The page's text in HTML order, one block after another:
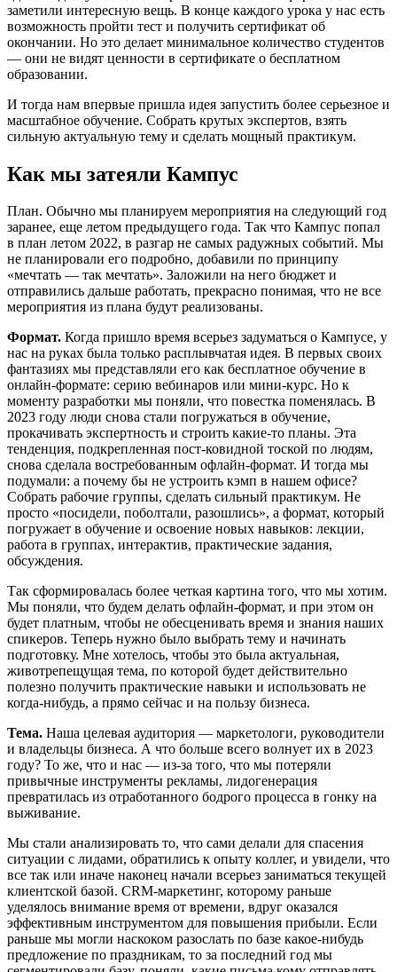
заметили интересную вещь. В конце каждого урока у нас есть
возможность пройти тест и получить сертификат об
окончании. Но это делает минимальное количество студентов
— они не видят ценности в сертификате о бесплатном
образовании.
И тогда нам впервые пришла идея запустить более серьезное и
масштабное обучение. Собрать крутых экспертов, взять
сильную актуальную тему и сделать мощный практикум.
Как мы затеяли Кампус
План. Обычно мы планируем мероприятия на следующий год
заранее, еще летом предыдущего года. Так что Кампус попал
в план летом 2022, в разгар не самых радужных событий. Мы
не планировали его подробно, добавили по принципу
«мечтать — так мечтать». Заложили на него бюджет и
отправились дальше работать, прекрасно понимая, что не все
мероприятия из плана будут реализованы.
Формат. Когда пришло время всерьез задуматься о Кампусе, у
нас на руках была только расплывчатая идея. В первых своих
фантазиях мы представляли его как бесплатное обучение в
онлайн-формате: серию вебинаров или мини-курс. Но к
моменту разработки мы поняли, что повестка поменялась. В
2023 году люди снова стали погружаться в обучение,
прокачивать экспертность и строить какие-то планы. Эта
тенденция, подкрепленная пост-ковидной тоской по людям,
снова сделала востребованным офлайн-формат. И тогда мы
подумали: а почему бы не устроить кэмп в нашем офисе?
Собрать рабочие группы, сделать сильный практикум. Не
просто «посидели, поболтали, разошлись», а формат, который
погружает в обучение и освоение новых навыков: лекции,
работа в группах, интерактив, практические задания,
обсуждения.
Так сформировалась более четкая картина того, что мы хотим.
Мы поняли, что будем делать офлайн-формат, и при этом он
будет платным, чтобы не обесценивать время и знания наших
спикеров. Теперь нужно было выбрать тему и начинать
подготовку. Мне хотелось, чтобы это была актуальная,
животрепещущая тема, по которой будет действительно
полезно получить практические навыки и использовать не
когда-нибудь, а прямо сейчас и на пользу бизнеса.
Тема. Наша целевая аудитория — маркетологи, руководители
и владельцы бизнеса. А что больше всего волнует их в 2023
году? То же, что и нас — из-за того, что мы потеряли
привычные инструменты рекламы, лидогенерация
превратилась из отработанного бодрого процесса в гонку на
выживание.
Мы стали анализировать то, что сами делали для спасения
ситуации с лидами, обратились к опыту коллег, и увидели, что
все так или иначе наконец начали всерьез заниматься текущей
клиентской базой. CRM-маркетинг, которому раньше
уделялось внимание время от времени, вдруг оказался
эффективным инструментом для повышения прибыли. Если
раньше мы могли наскоком разослать по базе какое-нибудь
предложение по праздникам, то за последний год мы